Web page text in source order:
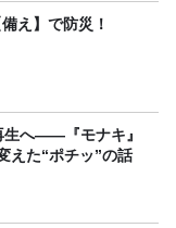
え】で防災！
生へ——『モナキ』
えた“ポチッ”の話